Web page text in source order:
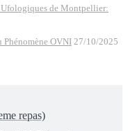
Ufologiques de Montpellier:
OVNI 27/10/2025
repas)